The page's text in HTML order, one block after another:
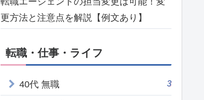
更方法と注意点を解説【例文あり】
転職・仕事・ライフ
40代 無職 3